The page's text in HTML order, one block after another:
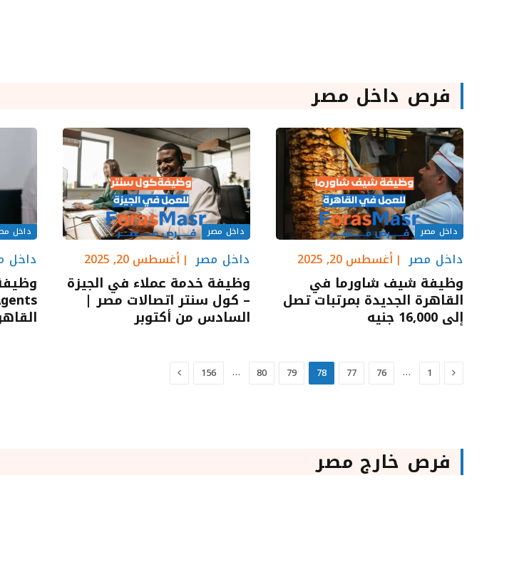
فرص داخل مصر
داخل مصر
داخل مصر أغسطس 20, 2025
وظيفة شيف شاورما في
القاهرة الجديدة بمرتبات تصل
إلى 16,000 جنيه
داخل مصر
داخل مصر أغسطس 20, 2025
وظيفة خدمة عملاء في الجيزة
– كول سنتر اتصالات مصر |
السادس من أكتوبر
داخل
داخل
السابق
1
…
76
77
78
79
80
…
156 التالي
فرص خارج مصر